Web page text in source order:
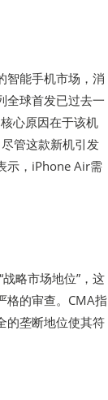
智能手机市场，消
全球首发已过去一
心原因在于该机
管这款新机引发
示，iPhone Air需
略市场地位”，这
格的审查。CMA指
的垄断地位使其符